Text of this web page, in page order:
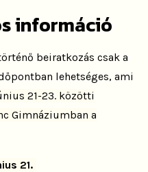
információ
beiratkozás csak a
lehetséges, ami
21-23. közötti
Gimnáziumban a
21.